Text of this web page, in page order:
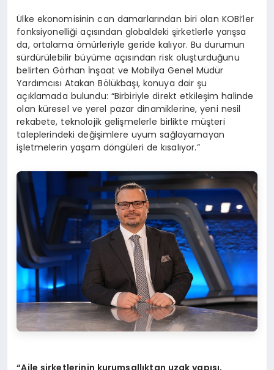
Ülke ekonomisinin can damarlarından biri olan KOBİ’ler
fonksiyonelliği açısından globaldeki şirketlerle yarışsa
da, ortalama ömürleriyle geride kalıyor. Bu durumun
sürdürülebilir büyüme açısından risk oluşturduğunu
belirten Görhan İnşaat ve Mobilya Genel Müdür
Yardımcısı Atakan Bölükbaşı, konuya dair şu
açıklamada bulundu: “Birbiriyle direkt etkileşim halinde
olan küresel ve yerel pazar dinamiklerine, yeni nesil
rekabete, teknolojik gelişmelerle birlikte müşteri
taleplerindeki değişimlere uyum sağlayamayan
işletmelerin yaşam döngüleri de kısalıyor.”